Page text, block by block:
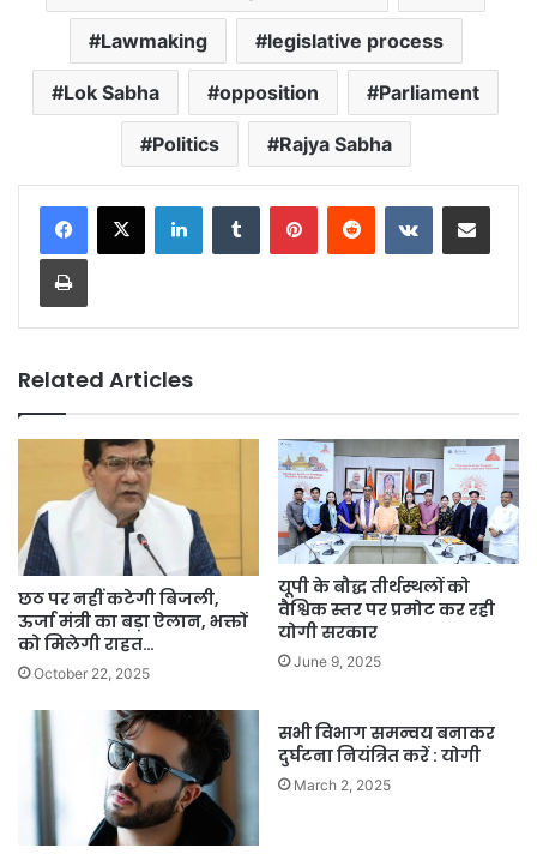
Lawmaking legislative process
Lok Sabha opposition Parliament
Politics Rajya Sabha
LinkedInTumblr PinterestReddit VKontakteShare via Email
Print
Related Articles
छठ पर नहीं कटेगी बिजली,
ऊर्जा मंत्री का बड़ा ऐलान, भक्तों
को मिलेगी राहत…
October 22, 2025
यूपी के बौद्ध तीर्थस्थलों को
वैश्विक स्तर पर प्रमोट कर रही
योगी सरकार
June 9, 2025
सभी विभाग समन्वय बनाकर
दुर्घटना नियंत्रित करें : योगी
March 2, 2025